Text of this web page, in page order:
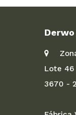
Lote 46
3670 -